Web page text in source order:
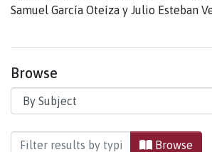
Samuel García Oteíza y Julio Esteban
Browse
Browsing Área del Fuego by
Browse